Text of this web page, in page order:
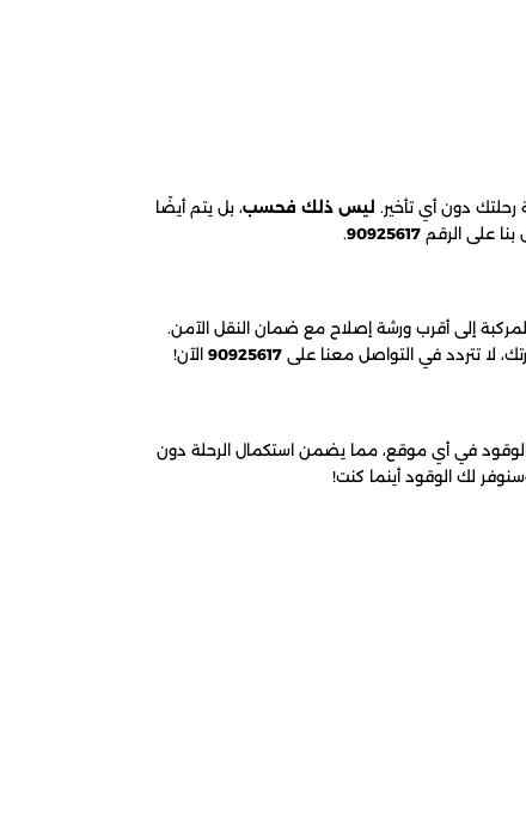
دون أي تأخير. ليس ذلك فحسب، بل يتم أيضًا
بنا على الرقم 90925617
.
إلى أقرب ورشة إصلاح مع ضمان النقل الآمن.
لا تتردد في التواصل معنا على 90925617 الآن!
في أي موقع، مما يضمن استكمال الرحلة دون
لك الوقود أينما كنت!